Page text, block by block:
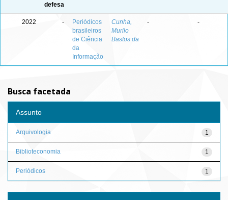
defesa
2022 -
Periódicos
brasileiros
de Ciência
da
Informação
Cunha,
Murilo
Bastos da
- -
Busca facetada
Assunto
1
Arquivologia
1
Biblioteconomia
1
Periódicos